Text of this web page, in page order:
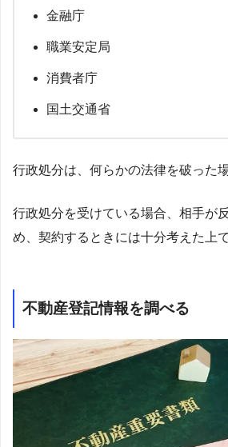
金融庁
職業安定局
消費者庁
国土交通省
行政処分は、何らかの法律を破った
行政処分を受けている場合、相手が
め、契約するときには十分考えた上
不動産登記情報を調べる